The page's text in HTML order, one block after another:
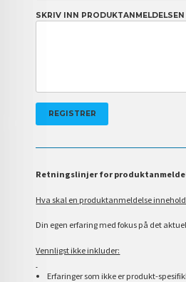
SKRIV INN PRODUKTANMELDELSEN
Retningslinjer for
Hva skal en produktanmeldelse
Din egen erfaring med fokus på det
Vennligst ikke inkluder:
Erfaringer som ikke er produkt-